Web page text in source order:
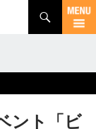
ント「ビ